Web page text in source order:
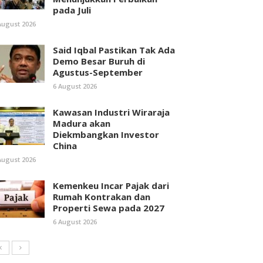
pada Juli
2026
Said Iqbal Pastikan Tak Ada
Demo Besar Buruh di
Agustus-September
6 August 2026
Kawasan Industri Wiraraja
Madura akan
Diekmbangkan Investor
China
2026
Kemenkeu Incar Pajak dari
Rumah Kontrakan dan
Properti Sewa pada 2027
6 August 2026